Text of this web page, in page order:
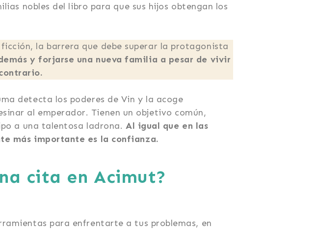
nobles del libro para que sus hijos obtengan los
la barrera que debe superar la protagonista
y forjarse una nueva familia a pesar de vivir
detecta los poderes de Vin y la acoge
al emperador. Tienen un objetivo común,
a una talentosa ladrona. Al igual que en las
más importante es la confianza.
cita en Acimut?
para enfrentarte a tus problemas, en